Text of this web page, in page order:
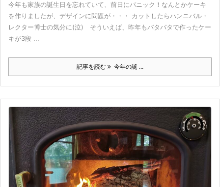
今年も家族の誕生日を忘れていて、前日にパニック！なんとかケーキ
を作りましたが、デザインに問題が・・・ カットしたらハンニバル・
レクター博士の気分に(泣) そういえば、昨年もバタバタで作ったケー
キが3段 ...
記事を読む 今年の誕 ...